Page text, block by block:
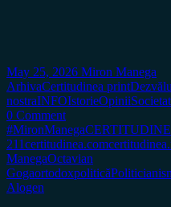
May 25, 2026 Miron Manega
ArhivaCertitudinea print
nostraINFOIstorieOpinii
0 Comment
#MironManega
211certitudinea.com
ManegaOctavian
Gogaortodoxpolitică
Alogen